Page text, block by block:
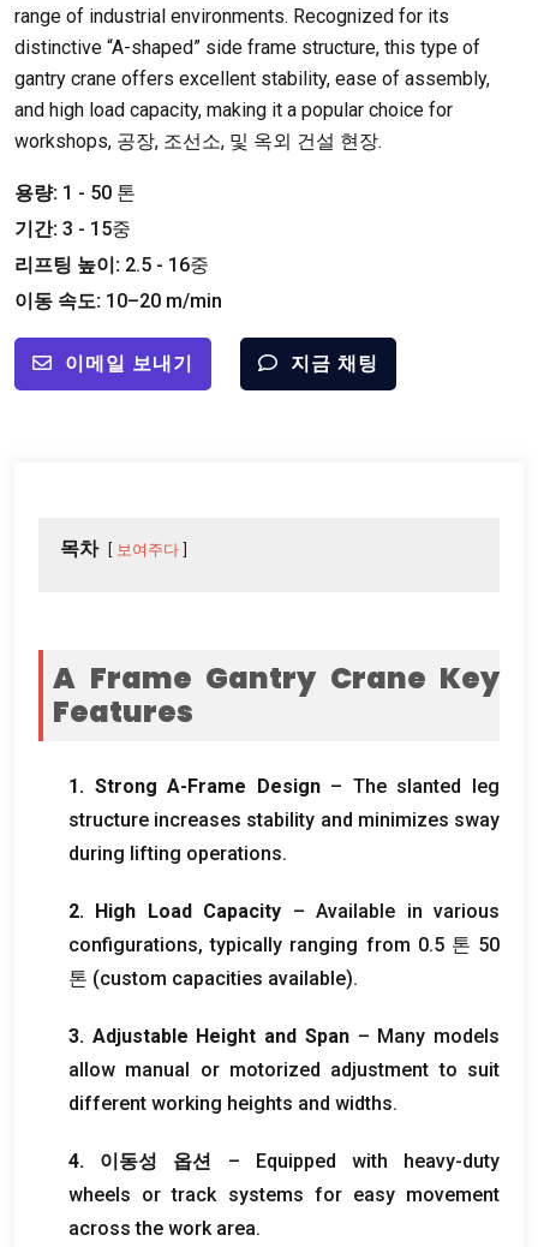
range of industrial environments. Recognized for its
distinctive “A-shaped” side frame structure, this type of
gantry crane offers excellent stability, ease of assembly,
and high load capacity, making it a popular choice for
workshops, 공장, 조선소, 및 옥외 건설 현장.
용량: 1 - 50 톤
기간: 3 - 15중
리프팅 높이: 2.5 - 16중
이동 속도: 10–20 m/min
이메일 보내기 지금 채팅
목차 보여주다
A Frame Gantry Crane Key
Features
1. Strong A-Frame Design – The slanted leg
structure increases stability and minimizes sway
during lifting operations.
2. High Load Capacity – Available in various
configurations,typically ranging from 0.5 톤 50
톤 (custom capacities available).
3. Adjustable Height and Span – Many models
allow manual or motorized adjustment to suit
different working heights and widths.
4. 이동성 옵션
– Equipped with heavy-duty
wheels or track systems for easy movement
across the work area.